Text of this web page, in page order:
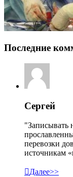
Последние
Сергей
"Записывать
перевозки
источникам
Далее>>